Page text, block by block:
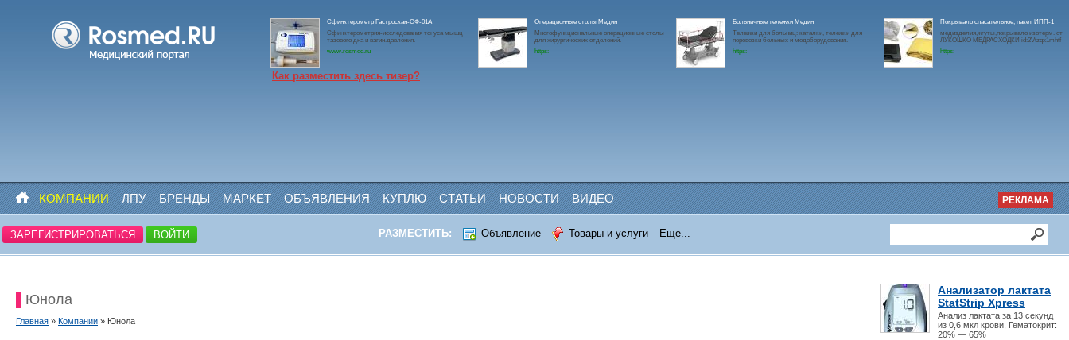
Сфинктерометр Гастроскан-СФ-01А
Сфинктерометрия-исследования тонуса мышц
тазового дна и вагин.давления.
www.rosmed.ru
Операционные столы Медин
Многофункциональные операционные столы
для хирургических отделений.
https:
Больничные тележки Медин
Тележки для больниц: каталки, тележки для
перевозки больных и медоборудования.
https:
Покрывало спасательное, пакет ИПП-1
медизделия,жгуты,покрывало изотерм. от
ЛУКОШКО МЕДРАСХОДКИ id:2Vtzqx1mhtf
https:
Как разместить здесь тизер?
КОМПАНИИ ЛПУ БРЕНДЫ МАРКЕТ ОБЪЯВЛЕНИЯ КУПЛЮ СТАТЬИ НОВОСТИ ВИДЕО РЕКЛАМА
ЗАРЕГИСТРИРОВАТЬСЯ ВОЙТИ РАЗМЕСТИТЬ: Объявление Товары и услуги Еще...
Анализатор лактата
StatStrip Xpress
Анализ лактата за 13 секунд
из 0,6 мкл крови, Гематокрит:
20% — 65%
Юнола
Главная » Компании » Юнола